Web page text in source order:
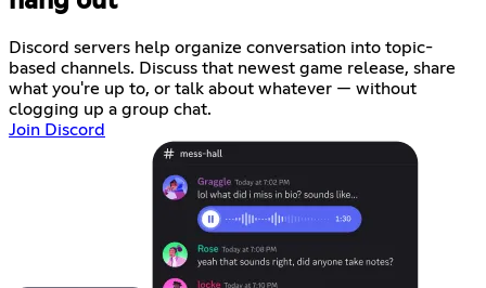
Discord servers help organize conversation into topic-
based channels. Discuss that newest game release, share
what you're up to, or talk about whatever — without
clogging up a group chat.
Join Discord